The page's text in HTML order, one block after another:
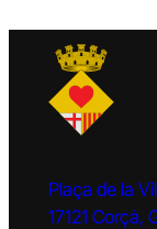
Plaça de la
17121 Corçà,